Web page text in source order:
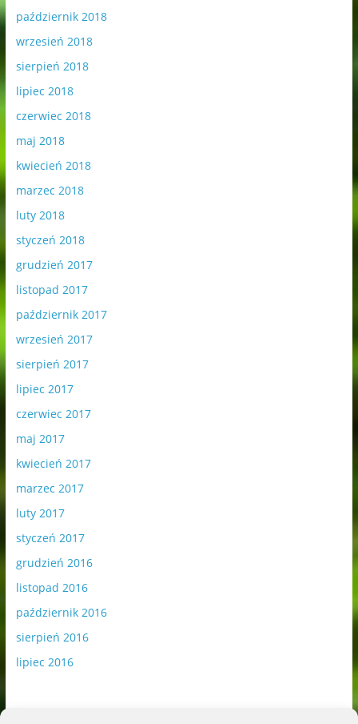
październik 2018
wrzesień 2018
sierpień 2018
lipiec 2018
czerwiec 2018
maj 2018
kwiecień 2018
marzec 2018
luty 2018
styczeń 2018
grudzień 2017
listopad 2017
październik 2017
wrzesień 2017
sierpień 2017
lipiec 2017
czerwiec 2017
maj 2017
kwiecień 2017
marzec 2017
luty 2017
styczeń 2017
grudzień 2016
listopad 2016
październik 2016
sierpień 2016
lipiec 2016